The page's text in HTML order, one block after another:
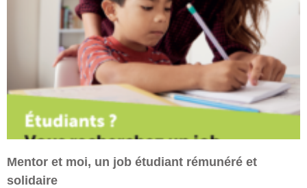
Mentor et moi, un job étudiant rémunéré et
solidaire